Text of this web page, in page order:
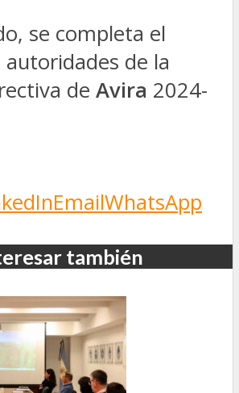
se completa el
de la
de Avira 2024-
EmailWhatsApp
también